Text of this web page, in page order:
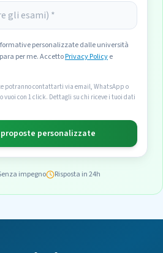
formative personalizzate dalle università
per me. AccettoPrivacy Policye
potranno contattarti via email, WhatsApp o
vuoi con 1 click. Dettagli su chi riceve i tuoi dati
personalizzate
impegno Risposta in 24h